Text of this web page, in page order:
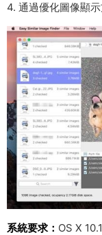
4. 通過優化圖像顯
系統要求： OS X